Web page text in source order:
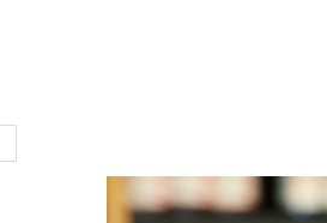
- JAIPUR MENGE